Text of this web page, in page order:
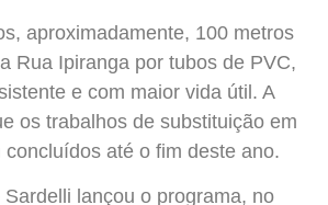
aproximadamente, 100 metros
Rua Ipiranga por tubos de PVC,
e com maior vida útil. A
os trabalhos de substituição em
até o fim deste ano.
lançou o programa, no